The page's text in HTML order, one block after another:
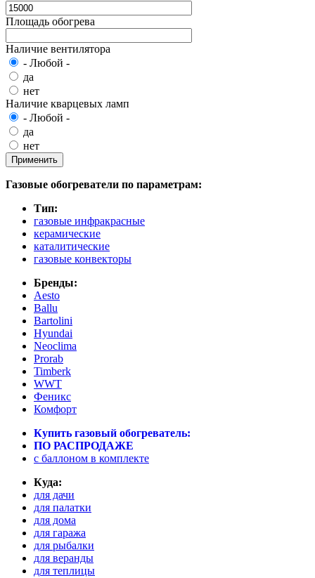
Площадь обогрева
Наличие вентилятора
- Любой -
да
нет
Наличие кварцевых ламп
- Любой -
да
нет
Газовые обогреватели по параметрам:
Тип:
газовые инфракрасные
керамические
каталитические
газовые конвекторы
Бренды:
Aesto
Ballu
Bartolini
Hyundai
Neoclima
Prorab
Timberk
WWT
Феникс
Комфорт
Купить газовый обогреватель:
ПО РАСПРОДАЖЕ
c баллоном в комплекте
Куда:
для дачи
для палатки
для дома
для гаража
для рыбалки
для веранды
для теплицы